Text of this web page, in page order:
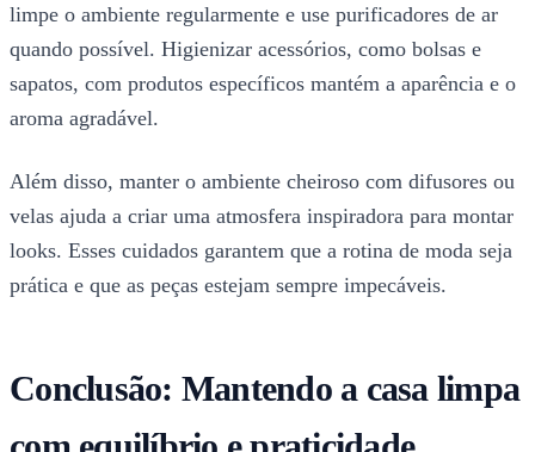
limpe o ambiente regularmente e use purificadores de ar
quando possível. Higienizar acessórios, como bolsas e
sapatos, com produtos específicos mantém a aparência e o
aroma agradável.
Além disso, manter o ambiente cheiroso com difusores ou
velas ajuda a criar uma atmosfera inspiradora para montar
looks. Esses cuidados garantem que a rotina de moda seja
prática e que as peças estejam sempre impecáveis.
Conclusão: Mantendo a casa limpa